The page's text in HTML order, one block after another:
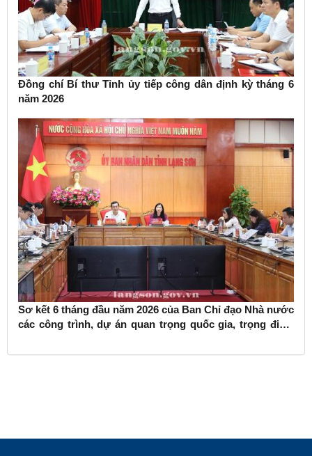
Đồng chí Bí thư Tỉnh ủy tiếp công dân định kỳ tháng 6
năm 2026
Sơ kết 6 tháng đầu năm 2026 của Ban Chỉ đạo Nhà nước
các công trình, dự án quan trọng quốc gia, trọng điểm